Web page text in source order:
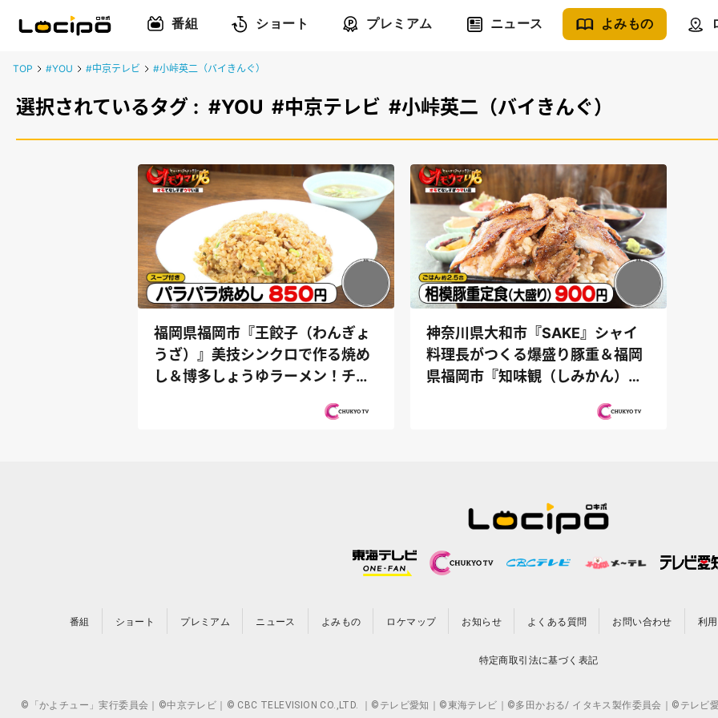
番組 ショート プレミアム ニュース よみもの
TOP #YOU #中京テレビ #小峠英二（バイきんぐ）
選択されているタグ : #YOU #中京テレビ #小峠英二（バイきんぐ）
福岡県福岡市『王餃子（わんぎょ
うざ）』美技シンクロで作る焼め
し＆博多しょうゆラーメン！チー
神奈川県大和市『SAKE』シャイ
料理長がつくる爆盛り豚重＆福岡
県福岡市『知味観（しみかん）』
番組 ショート プレミアム ニュース よみもの ロケマップ お知らせ よくある質問 お問い合わせ 利
特定商取引法に基づく表記
©「かよチュー」実行委員会｜©中京テレビ｜© CBC TELEVISION CO.,LTD. ｜©テレビ愛知｜©東海テレビ｜©多田かおる/ イタキス製作委員会｜©テレビ